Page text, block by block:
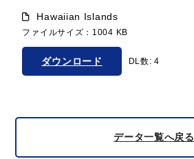
Hawaiian Islands
ファイルサイズ：1004 KB
ダウンロード DL数: 4
データ一覧へ戻る